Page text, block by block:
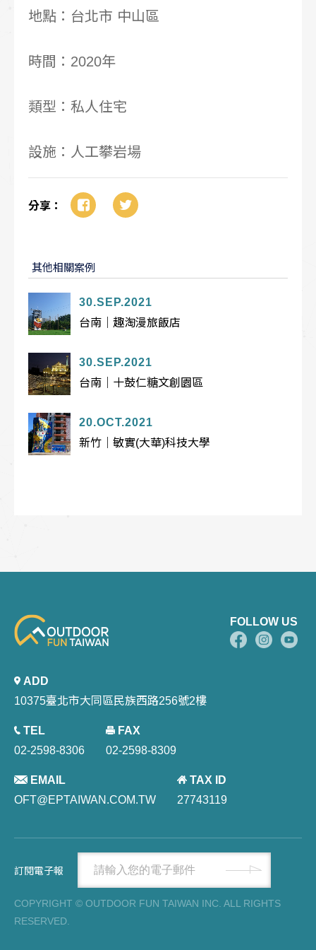
地點：台北市 中山區
時間：2020年
類型：私人住宅
設施：人工攀岩場
分享：
其他相關案例
30.SEP.2021
台南｜趣淘漫旅飯店
30.SEP.2021
台南｜十鼓仁糖文創園區
20.OCT.2021
新竹｜敏實(大華)科技大學
ADD
10375臺北市大同區民族西路256號2樓
TEL
02-2598-8306
FAX
02-2598-8309
EMAIL
OFT@EPTAIWAN.COM.TW
TAX ID
27743119
FOLLOW US
COPYRIGHT © OUTDOOR FUN TAIWAN INC. ALL RIGHTS
RESERVED.
訂閱電子報